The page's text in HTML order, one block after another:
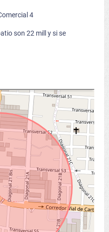
4
son 22 mill y si se